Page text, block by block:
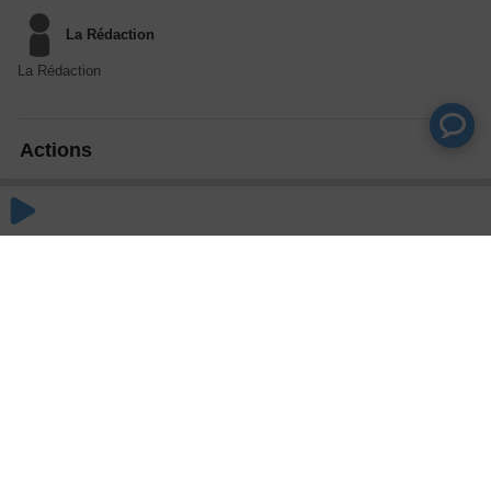
La Rédaction
La Rédaction
Actions